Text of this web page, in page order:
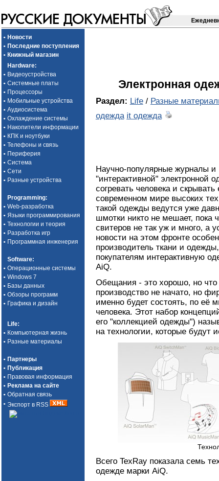
• Новости
• Последние поступления
• Книжный магазин
Hardware:
• Видеоустройства
• Системные платы
• Процессоры
• Мобильные устройства
• Аудиосистема
• Охлаждение системы
• Накопители информации
• КПК и ноутбуки
• Телефоны и связь
• Периферия
• Система
• Сети
• Разные устройства
Programming:
• Web-разработка
• Языки программирования
• Технологии и теория
• Разработка игр
• Программная инженерия
Software:
• Операционные системы
• Windows 7
• Базы данных
• Обзоры программ
• Графика и дизайн
Life:
• Компьютерная жизнь
• Разные материалы
• Партнеры
• Публикация
• Правовая информация
• Реклама на сайте
• Обратная связь
• Экспорт в RSS
Электронная
Раздел: Life/ Разные
одежда it одежда
Научно-популярные журналы и
"интерактивной" электронной
согревать человека и
современном мире высоких
такой одежды ведутся уже
шмотки никто не мешает, пока
свитеров не так уж и много, а
новости на этом фронте
производитель ткани и
покупателям интерактивную
AiQ.
Обещания - это хорошо, но что
производство не начато, но
именно будет состоять, по её
человека. Этот набор
его "коллекцией одежды")
на технологии, которые будут
Всего TexRay показала семь
одежде марки AiQ.